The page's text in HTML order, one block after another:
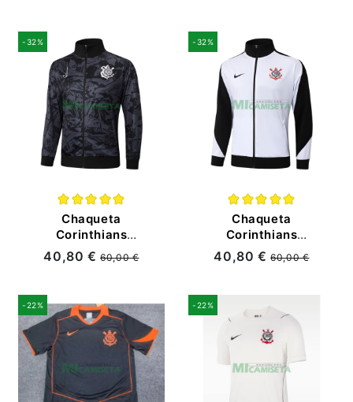
-32%
Chaqueta
Corinthians
2025/2026 Negro
con Estampado
40,80 €60,00 €
-32%
Chaqueta
Corinthians
2025/2026
Blanco/Negro
40,80 €60,00 €
-22% -22%